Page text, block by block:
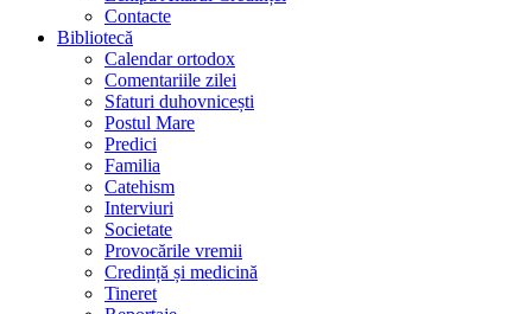
Contacte
Bibliotecă
Calendar ortodox
Comentariile zilei
Sfaturi duhovnicești
Postul Mare
Predici
Familia
Catehism
Interviuri
Societate
Provocările vremii
Credință și medicină
Tineret